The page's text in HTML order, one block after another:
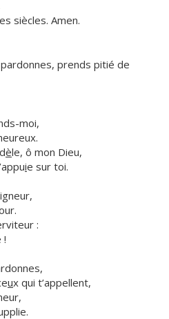
siècles. Amen.
prends pitié de
moi,
èle, ô mon Dieu,
ie sur toi.
:
!
ux qui t’appellent,